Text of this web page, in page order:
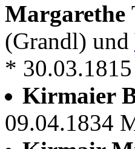
Margarethe
(Grandl) und
*
Kirmaier
09.04.1834